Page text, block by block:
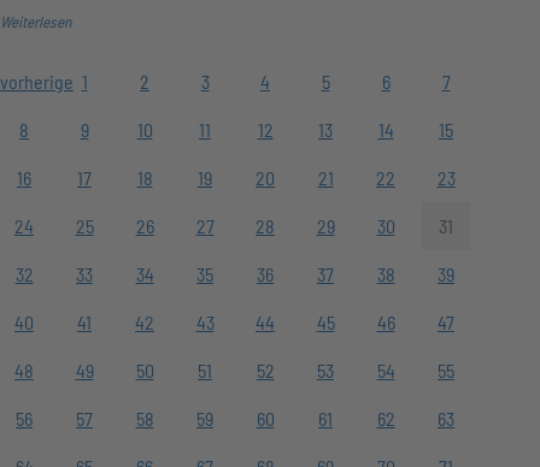
Weiterlesen
vorherige 1 2 3 4 5 6 7
8 9 10 11 12 13 14 15
16 17 18 19 20 21 22 23
24 25 26 27 28 29 30 31
32 33 34 35 36 37 38 39
40 41 42 43 44 45 46 47
48 49 50 51 52 53 54 55
56 57 58 59 60 61 62 63